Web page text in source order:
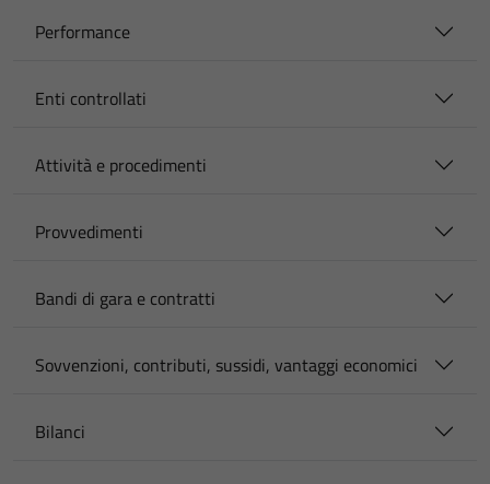
Performance
Enti controllati
Attività e procedimenti
Provvedimenti
Bandi di gara e contratti
Sovvenzioni, contributi, sussidi, vantaggi economici
Bilanci